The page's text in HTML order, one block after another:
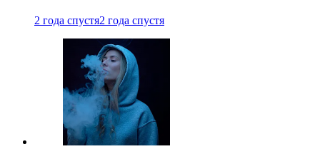
2 года спустя2 года спустя